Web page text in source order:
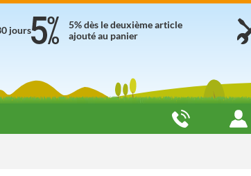
5% dès le deuxième article
ajouté au panier
jours